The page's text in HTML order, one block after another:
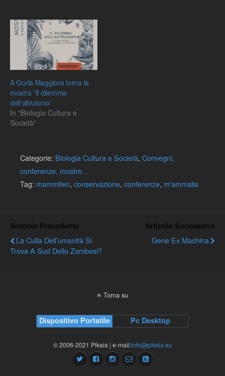
A Gorla Maggiore torna la
mostra “Il dilemma
dell’altruismo”
In "Biologia Cultura e
Società"
Categorie: Biologia Cultura e Società, Convegni,
conferenze, mostre...
Tag: mammiferi, conservazione, conferenze, m'ammalia
Articolo Precedente
La Culla Dell’umanità Si
Trova A Sud Dello Zambesi?
Articolo Successivo
Gene Ex Machina
Torna su
Dispositivo Portatile Pc Desktop
© 2006-2021 Pikaia | e-mail:info@pikaia.eu